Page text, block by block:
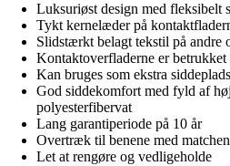
Luksuriøst design med fleksibelt
Tykt kernelæder på
Slidstærkt belagt tekstil på andre
Kontaktoverfladerne er
Kan bruges som ekstra
God siddekomfort med fyld af
polyesterfibervat
Lang garantiperiode på 10 år
Overtræk til benene med
Let at rengøre og vedligeholde